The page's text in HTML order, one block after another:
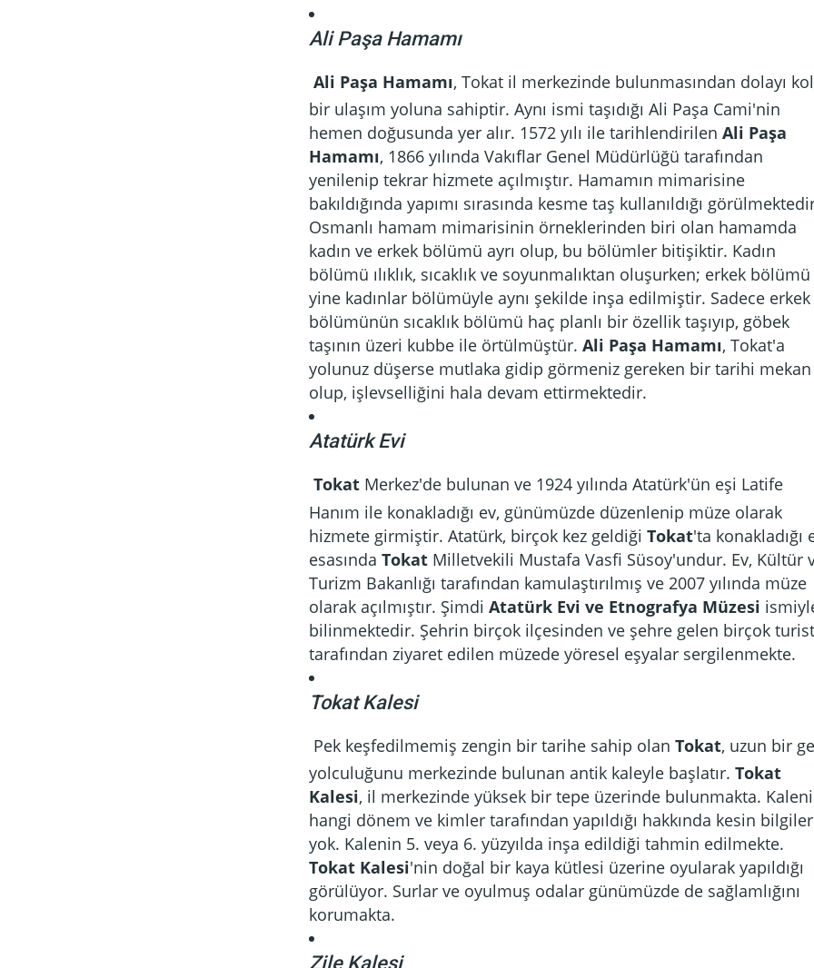
Ali Paşa Hamamı
Ali Paşa Hamamı, Tokat il merkezinde bulunmasından dolayı
bir ulaşım yoluna sahiptir. Aynı ismi taşıdığı Ali Paşa Cami'nin
hemen doğusunda yer alır. 1572 yılı ile tarihlendirilen Ali Paşa
Hamamı, 1866 yılında Vakıflar Genel Müdürlüğü tarafından
yenilenip tekrar hizmete açılmıştır. Hamamın mimarisine
bakıldığında yapımı sırasında kesme taş kullanıldığı
Osmanlı hamam mimarisinin örneklerinden biri olan hamamda
kadın ve erkek bölümü ayrı olup, bu bölümler bitişiktir. Kadın
bölümü ılıklık, sıcaklık ve soyunmalıktan oluşurken; erkek bölümü
yine kadınlar bölümüyle aynı şekilde inşa edilmiştir. Sadece erkek
bölümünün sıcaklık bölümü haç planlı bir özellik taşıyıp, göbek
taşının üzeri kubbe ile örtülmüştür. Ali Paşa Hamamı, Tokat'a
yolunuz düşerse mutlaka gidip görmeniz gereken bir tarihi mekan
olup, işlevselliğini hala devam ettirmektedir.
Atatürk Evi
TokatMerkez'de bulunan ve 1924 yılında Atatürk'ün eşi Latife
Hanım ile konakladığı ev, günümüzde düzenlenip müze olarak
hizmete girmiştir. Atatürk, birçok kez geldiği Tokat'ta konakladığı
esasında TokatMilletvekili Mustafa Vasfi Süsoy'undur. Ev, Kültür
Turizm Bakanlığı tarafından kamulaştırılmış ve 2007 yılında müze
olarak açılmıştır. Şimdi Atatürk Evi ve Etnografya Müzesi
bilinmektedir. Şehrin birçok ilçesinden ve şehre gelen birçok turist
tarafından ziyaret edilen müzede yöresel eşyalar sergilenmekte.
Tokat Kalesi
Pek keşfedilmemiş zengin bir tarihe sahip olan Tokat, uzun bir
yolculuğunu merkezinde bulunan antik kaleyle başlatır. Tokat
Kalesi, il merkezinde yüksek bir tepe üzerinde bulunmakta.
hangi dönem ve kimler tarafından yapıldığı hakkında kesin bilgiler
yok. Kalenin 5. veya 6. yüzyılda inşa edildiği tahmin edilmekte.
Tokat Kalesi'nin doğal bir kaya kütlesi üzerine oyularak yapıldığı
görülüyor. Surlar ve oyulmuş odalar günümüzde de sağlamlığını
korumakta.
Zile Kalesi